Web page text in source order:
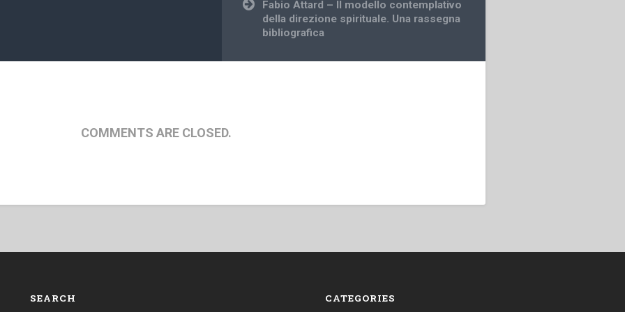
Fabio Attard – Il modello contemplativo
della direzione spirituale. Una rassegna
bibliografica
COMMENTS ARE CLOSED.
SEARCH CATEGORIES